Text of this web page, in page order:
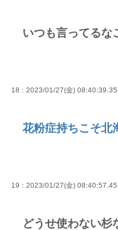
いつも言ってるな
18 : 2023/01/27(金) 08:40:39.35
花粉症持ちこそ北
19 : 2023/01/27(金) 08:40:57.45
どうせ使わない杉